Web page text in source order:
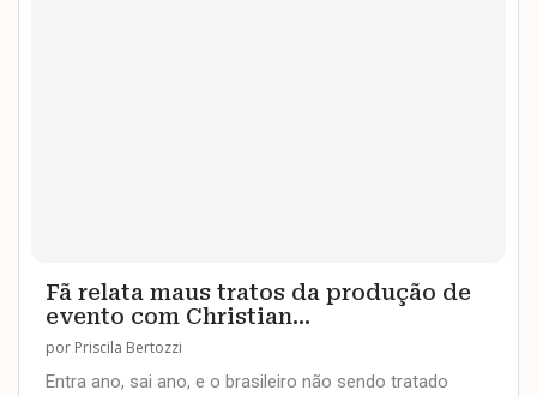
Fã relata maus tratos da produção de
evento com Christian...
por Priscila Bertozzi
Entra ano, sai ano, e o brasileiro não sendo tratado